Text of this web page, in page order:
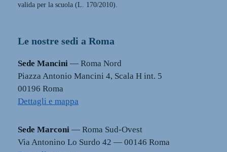
valida per la scuola (L. 170/2010).
Le nostre sedi a Roma
Sede Mancini — Roma Nord
Piazza Antonio Mancini 4, Scala H int. 5
00196 Roma
Dettagli e mappa
Sede Marconi — Roma Sud-Ovest
Via Antonino Lo Surdo 42 — 00146 Roma